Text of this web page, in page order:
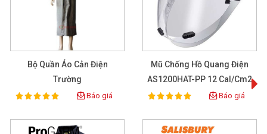
Bộ Quần Áo Cản Điện
Trường
Rating:
100% Báo giá
Mũ Chống Hồ Quang Điện
AS1200HAT-PP 12 Cal/cm2
Rating:
100% Báo giá